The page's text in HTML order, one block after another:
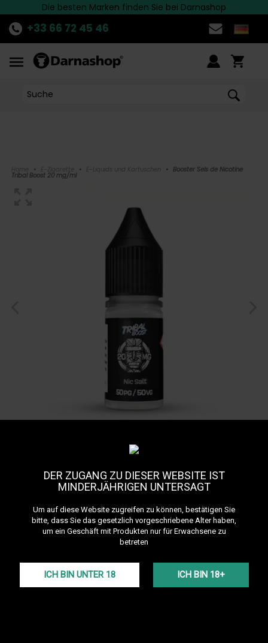
DER ZUGANG ZU DIESER WEBSITE IST
MINDERJÄHRIGEN UNTERSAGT
Um auf diese Website zugreifen zu können, bestätigen Sie
bitte, dass Sie das gesetzlich vorgeschriebene Alter haben,
um ein Geschäft mit Produkten nur für Erwachsene zu
betreten
ICH BIN UNTER 18 ICH BIN 18+
ENTDECKEdie aktuelle Aktion!>>
Schnelle Lieferung nach Deutschland!
Die besten Marken finden Sie bei Darnashop
+33 66 72 45 46
Home • E-Zigarette • E-Liquids und Kartuschen • Booster Sels de Nicotine
Tribal Boost 20 mg/ml
Booster Sels de Nicotine
Tribal Boost 20 mg/ml
Referenz: boostertribal-sel
Alle Produkte der Marke Tribal Force anzeigen
Entdecken Sie Tribal Boost Nic Salt: ein revolutionärer Nikotinbooster
mit 20 mg Nikotin für ein sanftes und effektives Dampfen. Schneller
absorbierbar und sanft im Hals, eignet er sich für Anfänger und
unvergleichliches Erlebnis.
Mehr Details